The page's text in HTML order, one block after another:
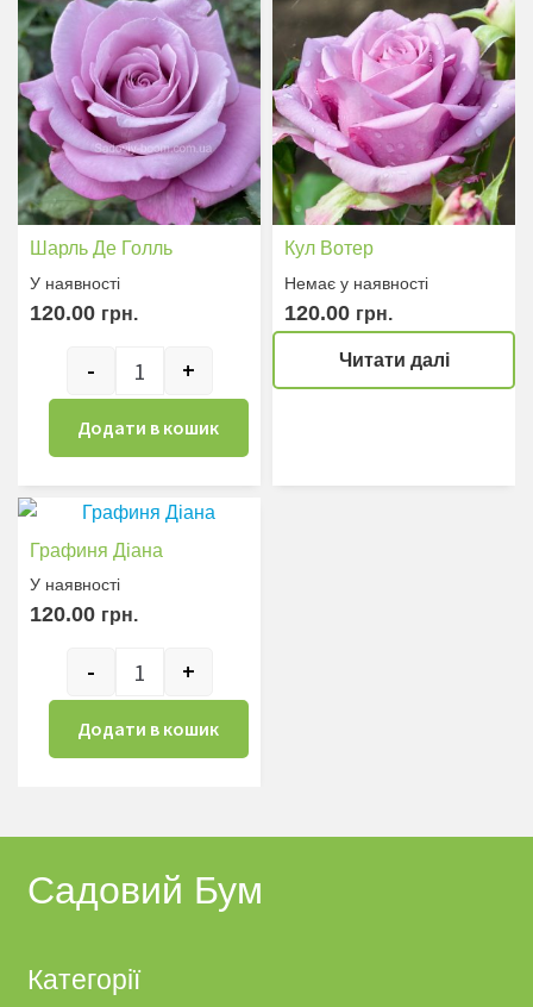
Шарль Де Голль
120.00 грн.
У наявностi
Шарль Де Голль кількість
- +
Додати в кошик
Кул Вотер
120.00 грн.
Немає у наявностi
Читати далі
Графиня Діана
120.00 грн.
У наявностi
Графиня Діана кількість
- +
Додати в кошик
Садовий Бум
Категорії